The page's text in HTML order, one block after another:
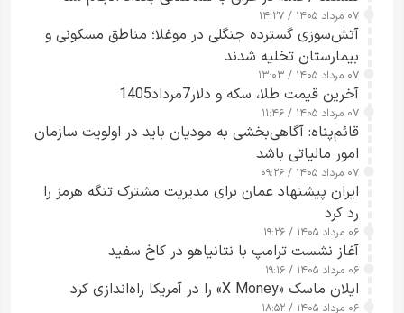
۰۷ مرداد ۱۴۰۵ / ۱۴:۲۷
آتش‌سوزی گسترده جنگلی در موغلا؛ مناطق مسکونی و
بیمارستان تخلیه شدند
۰۷ مرداد ۱۴۰۵ / ۱۳:۰۳
آخرین قیمت طلا، سکه و دلار7مرداد1405
۰۷ مرداد ۱۴۰۵ / ۱۱:۴۶
قائم‌پناه: آگاهی‌بخشی به مودیان باید در اولویت سازمان
امور مالیاتی باشد
۰۷ مرداد ۱۴۰۵ / ۰۹:۲۶
ایران پیشنهاد عمان برای مدیریت مشترک تنگه هرمز را
رد کرد
۰۶ مرداد ۱۴۰۵ / ۱۹:۲۶
آغاز نشست ترامپ با نتانیاهو در کاخ سفید
۰۶ مرداد ۱۴۰۵ / ۱۹:۱۶
ایلان ماسک «X Money» را در آمریکا راه‌اندازی کرد
۰۶ مرداد ۱۴۰۵ / ۱۸:۵۲